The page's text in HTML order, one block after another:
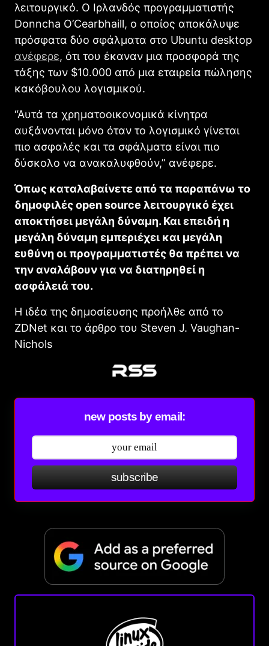
λειτουργικό. Ο Ιρλανδός προγραμματιστής
Donncha O’Cearbhaill, ο οποίος αποκάλυψε
πρόσφατα δύο σφάλματα στο Ubuntu desktop
ανέφερε, ότι του έκαναν μια προσφορά της
τάξης των $10.000 από μια εταιρεία πώλησης
κακόβουλου λογισμικού.
“Αυτά τα χρηματοοικονομικά κίνητρα
αυξάνονται μόνο όταν το λογισμικό γίνεται
πιο ασφαλές και τα σφάλματα είναι πιο
δύσκολο να ανακαλυφθούν,” ανέφερε.
Όπως καταλαβαίνετε από τα παραπάνω το
δημοφιλές open source λειτουργικό έχει
αποκτήσει μεγάλη δύναμη. Και επειδή η
μεγάλη δύναμη εμπεριέχει και μεγάλη
ευθύνη οι προγραμματιστές θα πρέπει να
την αναλάβουν για να διατηρηθεί η
ασφάλειά του.
Η ιδέα της δημοσίευσης προήλθε από το
ZDNet και το άρθρο του Steven J. Vaughan-
Nichols
new posts by email:
subscribe